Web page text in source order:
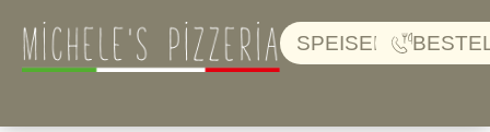
SPEISEKARTE